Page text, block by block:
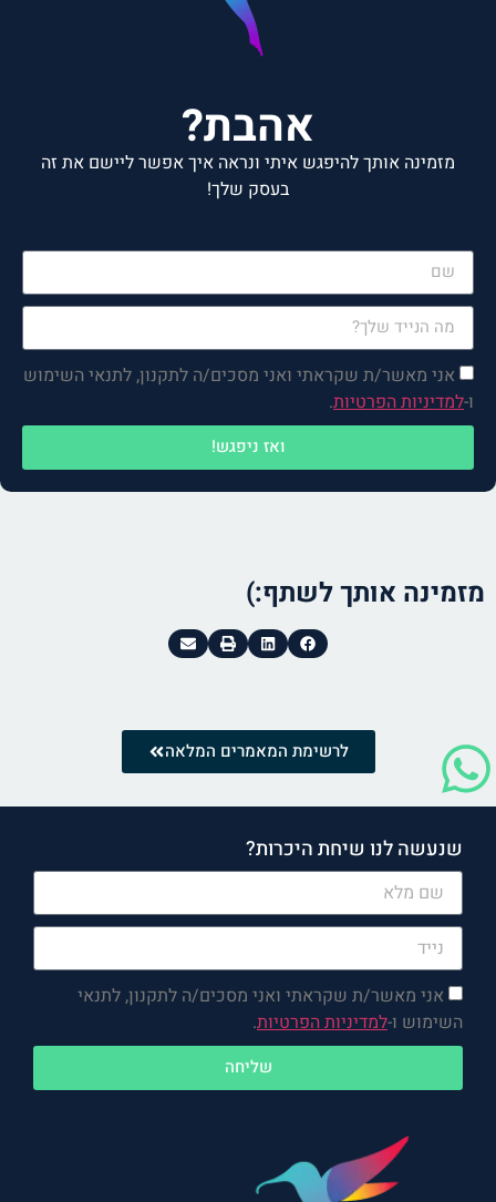
אהבת?
מזמינה אותך להיפגש איתי ונראה איך אפשר ליישם את זה
בעסק שלך!
אני מאשר/ת שקראתי ואני מסכים/ה לתקנון, לתנאי השימוש
ו-למדיניות הפרטיות.
ואז ניפגש!
מזמינה אותך לשתף:)
לרשימת המאמרים המלאה
שנעשה לנו שיחת היכרות?
אני מאשר/ת שקראתי ואני מסכים/ה לתקנון, לתנאי
השימוש ו-למדיניות הפרטיות.
שליחה